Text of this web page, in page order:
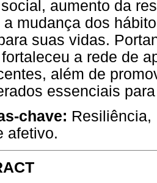
aumento da
a mudança dos
suas vidas.
a rede de
além de
essenciais
chave: Resiliência,
afetivo.